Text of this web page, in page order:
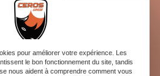
- Vendredi : 8h - 16h
pour améliorer votre expérience. Les
le bon fonctionnement du site, tandis
nous aident à comprendre comment vous